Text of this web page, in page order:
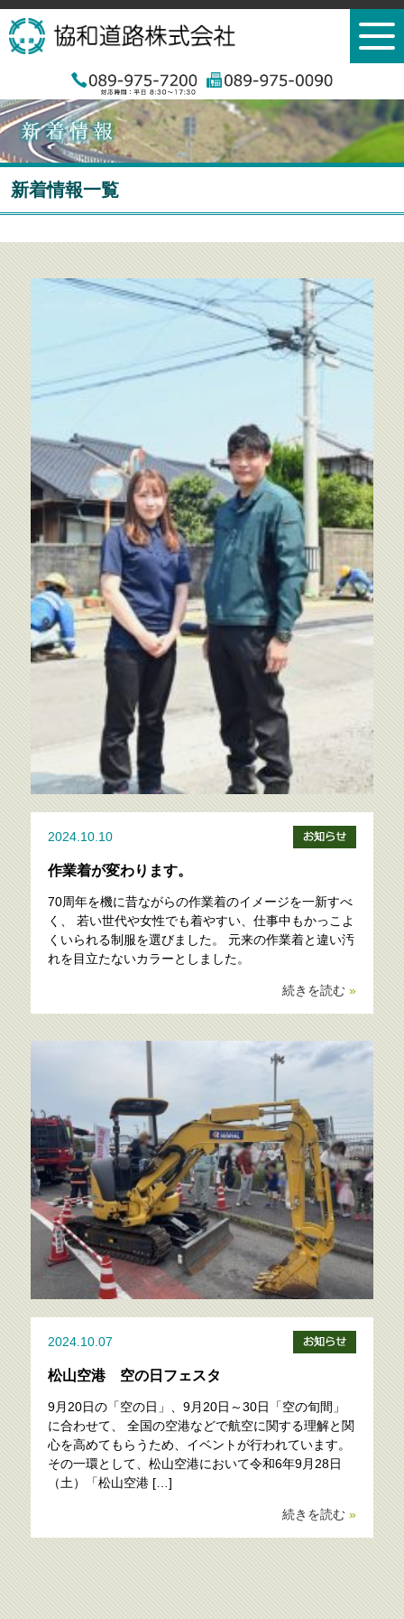
新着情報一覧
2024.10.10
作業着が変わります。
70周年を機に昔ながらの作業着のイメージを一新すべ
く、 若い世代や女性でも着やすい、仕事中もかっこよ
くいられる制服を選びました。 元来の作業着と違い汚
れを目立たないカラーとしました。
続きを読む»
2024.10.07
松山空港 空の日フェスタ
9月20日の「空の日」、9月20日～30日「空の旬間」
に合わせて、 全国の空港などで航空に関する理解と関
心を高めてもらうため、イベントが行われています。
その一環として、松山空港において令和6年9月28日
（土）「松山空港 […]
続きを読む»